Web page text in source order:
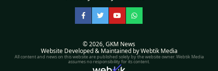
Facebook
TwitterYouTubeWhatsApp
© 2026,GKM News
Website Developed & Maintained by Webtik Media
All content and news on this website are published solely by the website owner. Webtik Media
assumes no responsibility for its content.